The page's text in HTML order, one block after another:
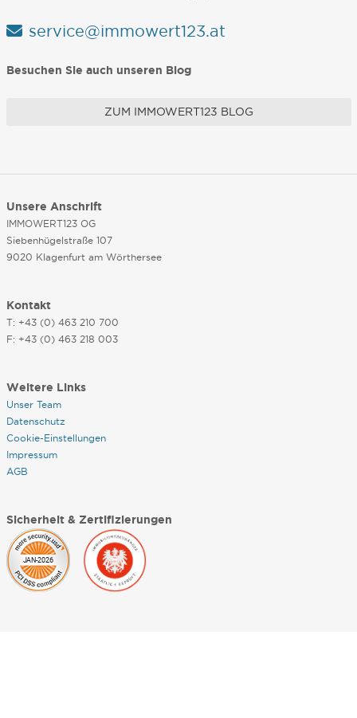
service@immowert123.at
Besuchen Sie auch unseren Blog
ZUM IMMOWERT123 BLOG
Unsere Anschrift
IMMOWERT123 OG
Siebenhügelstraße 107
9020 Klagenfurt am Wörthersee
Kontakt
T: +43 (0) 463 210 700
F: +43 (0) 463 218 003
Weitere Links
Unser Team
Datenschutz
Cookie-Einstellungen
Impressum
AGB
Sicherheit & Zertifizierungen